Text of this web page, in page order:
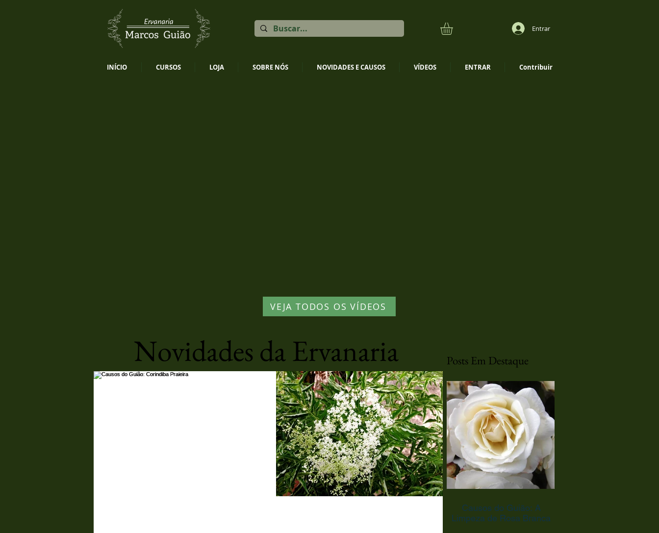
Entrar
INÍCIO CURSOS LOJA SOBRE NÓS NOVIDADES E CAUSOS VÍDEOS ENTRAR Contribuir
VEJA TODOS OS VÍDEOS
Novidades da Ervanaria Posts Em Destaque
Causos do Guião: A
Limpeza de Rosa Branca